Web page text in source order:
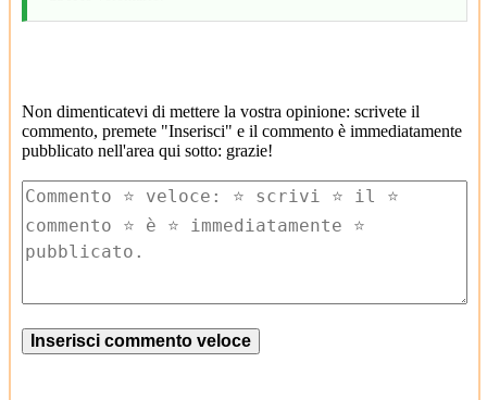
Non dimenticatevi di mettere la vostra opinione: scrivete il
commento, premete "Inserisci" e il commento è immediatamente
pubblicato nell'area qui sotto: grazie!